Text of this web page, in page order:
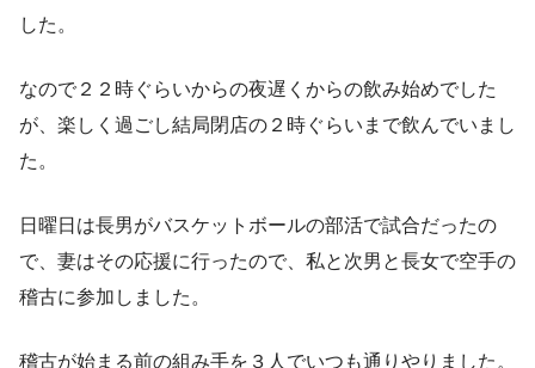
した。
なので２２時ぐらいからの夜遅くからの飲み始めでした
が、楽しく過ごし結局閉店の２時ぐらいまで飲んでいまし
た。
日曜日は長男がバスケットボールの部活で試合だったの
で、妻はその応援に行ったので、私と次男と長女で空手の
稽古に参加しました。
稽古が始まる前の組み手を３人でいつも通りやりました。